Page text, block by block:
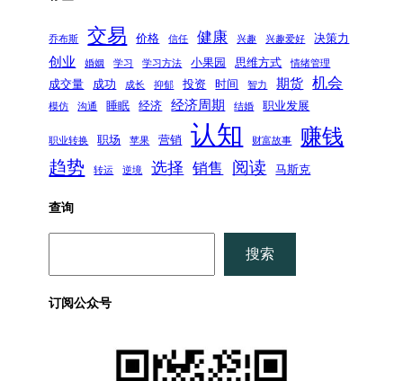
乔布斯 交易 价格 信任 健康 兴趣 兴趣爱好 决策力
创业 婚姻 学习 学习方法 小果园 思维方式 情绪管理
成交量 成功 成长 抑郁 投资 时间 智力 期货 机会
模仿 沟通 睡眠 经济 经济周期 结婚 职业发展
职业转换 职场 苹果 营销 认知 财富故事 赚钱
趋势 转运 逆境 选择 销售 阅读 马斯克
查询
搜索
订阅公众号